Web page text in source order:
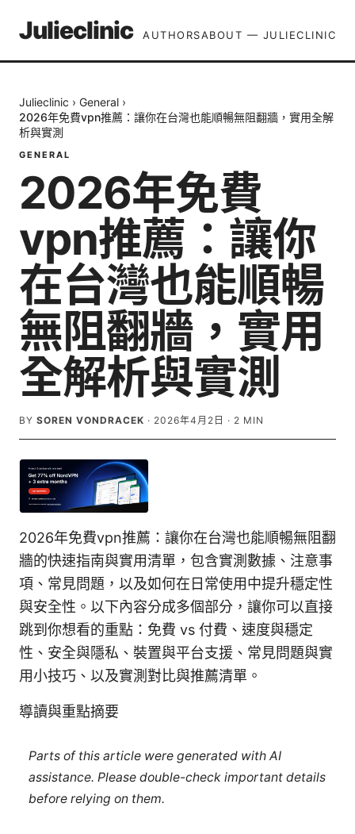
Julieclinic AUTHORSABOUT — JULIECLINIC
Julieclinic › General ›
2026年免費vpn推薦：讓你在台灣也能順暢無阻翻牆，實用全解
析與實測
GENERAL
2026年免費
vpn推薦：讓你
在台灣也能順暢
無阻翻牆，實用
全解析與實測
BY SOREN VONDRACEK · 2026年4月2日 · 2 MIN
2026年免費vpn推薦：讓你在台灣也能順暢無阻翻
牆的快速指南與實用清單，包含實測數據、注意事
項、常見問題，以及如何在日常使用中提升穩定性
與安全性。以下內容分成多個部分，讓你可以直接
跳到你想看的重點：免費 vs 付費、速度與穩定
性、安全與隱私、裝置與平台支援、常見問題與實
用小技巧、以及實測對比與推薦清單。
導讀與重點摘要
Parts of this article were generated with AI
assistance. Please double-check important details
before relying on them.